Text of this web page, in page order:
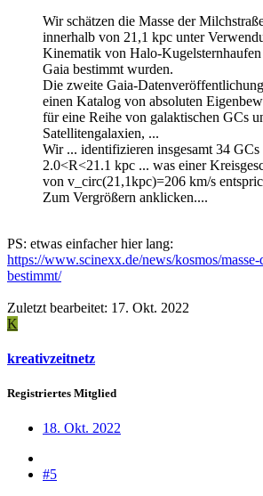
Wir schätzen die Masse der
innerhalb von 21,1 kpc unter
Kinematik von Halo-
Gaia bestimmt wurden.
Die zweite Gaia-
einen Katalog von absoluten
für eine Reihe von galaktischen GCs
Satellitengalaxien, ...
Wir ... identifizieren insgesamt 34 GCs
2.0<R<21.1 kpc ... was einer
von v_circ(21,1kpc)=206 km/s
Zum Vergrößern anklicken....
PS: etwas einfacher hier lang:
https://www.scinexx.de/news/kosmos/masse-
bestimmt/
Zuletzt bearbeitet: 17. Okt. 2022
K
kreativzeitnetz
Registriertes Mitglied
18. Okt. 2022
#5